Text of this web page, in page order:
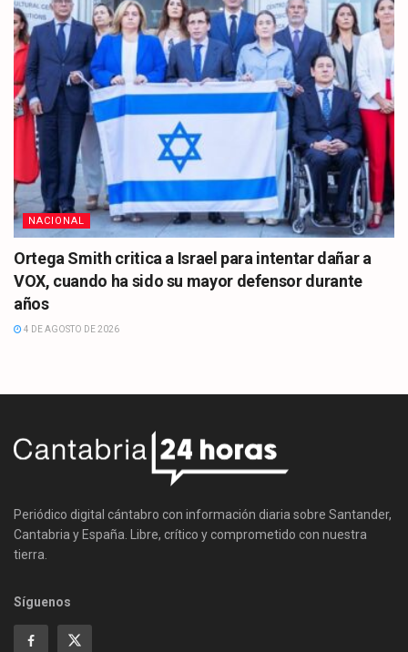
NACIONAL
Ortega Smith critica a Israel para intentar dañar a
VOX, cuando ha sido su mayor defensor durante
años
4 DE AGOSTO DE 2026
Periódico digital cántabro con información diaria sobre Santander,
Cantabria y España. Libre, crítico y comprometido con nuestra
tierra.
Síguenos